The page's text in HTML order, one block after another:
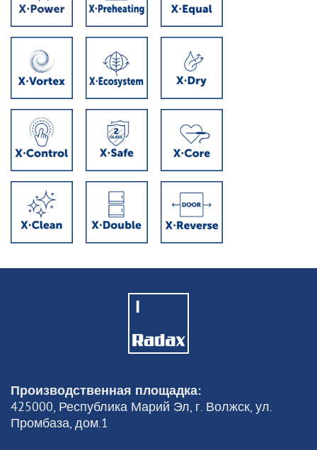
Производственная площадка:
425000, Республика Марий Эл, г. Волжск, ул.
Промбаза, дом.1